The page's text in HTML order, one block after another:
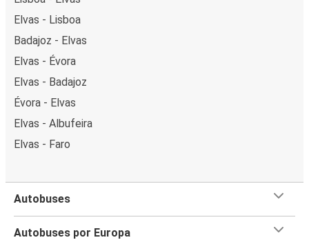
Elvas - Lisboa
Badajoz - Elvas
Elvas - Évora
Elvas - Badajoz
Évora - Elvas
Elvas - Albufeira
Elvas - Faro
Autobuses
Autobuses por Europa